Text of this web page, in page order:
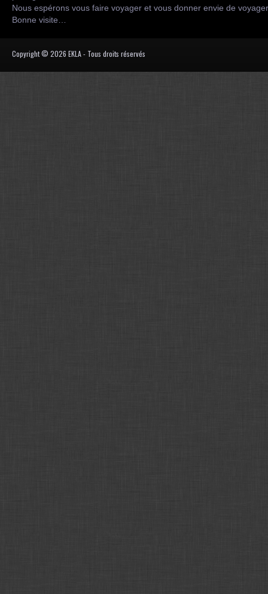
Nous espérons vous faire voyager et vous donner envie de
Bonne visite…
Copyright © 2026 EKLA - Tous droits réservés